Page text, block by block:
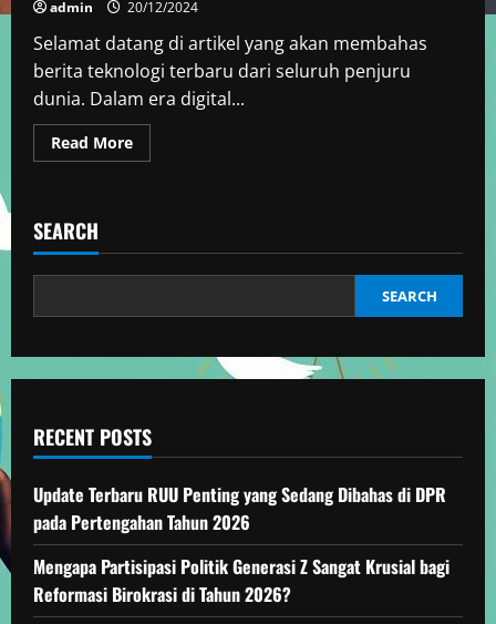
admin 20/12/2024
Selamat datang di artikel yang akan membahas
berita teknologi terbaru dari seluruh penjuru
dunia. Dalam era digital...
Read MoreRead
more
Terkini
SEARCH
SEARCH
RECENT POSTS
Update Terbaru RUU Penting yang Sedang Dibahas di DPR
pada Pertengahan Tahun 2026
Mengapa Partisipasi Politik Generasi Z Sangat Krusial bagi
Reformasi Birokrasi di Tahun 2026?